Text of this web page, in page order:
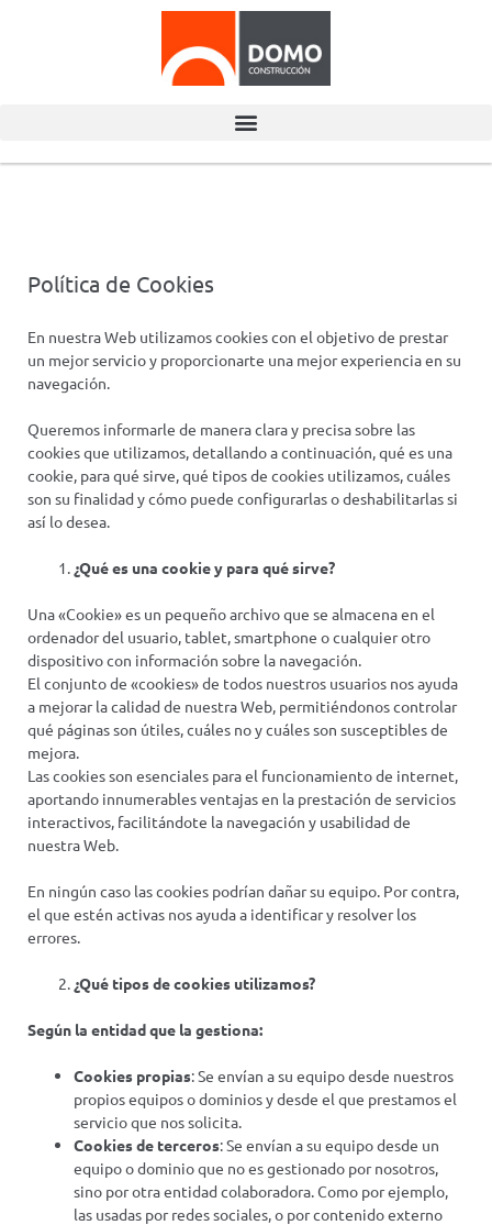
Política de Cookies
En nuestra Web utilizamos cookies con el objetivo de prestar
un mejor servicio y proporcionarte una mejor experiencia en su
navegación.
Queremos informarle de manera clara y precisa sobre las
cookies que utilizamos, detallando a continuación, qué es una
cookie, para qué sirve, qué tipos de cookies utilizamos, cuáles
son su finalidad y cómo puede configurarlas o deshabilitarlas si
así lo desea.
¿Qué es una cookie y para qué sirve?
Una «Cookie» es un pequeño archivo que se almacena en el
ordenador del usuario, tablet, smartphone o cualquier otro
dispositivo con información sobre la navegación.
El conjunto de «cookies» de todos nuestros usuarios nos ayuda
a mejorar la calidad de nuestra Web, permitiéndonos controlar
qué páginas son útiles, cuáles no y cuáles son susceptibles de
mejora.
Las cookies son esenciales para el funcionamiento de internet,
aportando innumerables ventajas en la prestación de servicios
interactivos, facilitándote la navegación y usabilidad de
nuestra Web.
En ningún caso las cookies podrían dañar su equipo. Por contra,
el que estén activas nos ayuda a identificar y resolver los
errores.
¿Qué tipos de cookies utilizamos?
Según la entidad que la gestiona:
Cookies propias: Se envían a su equipo desde nuestros
propios equipos o dominios y desde el que prestamos el
servicio que nos solicita.
Cookies de terceros: Se envían a su equipo desde un
equipo o dominio que no es gestionado por nosotros,
sino por otra entidad colaboradora. Como por ejemplo,
las usadas por redes sociales, o por contenido externo